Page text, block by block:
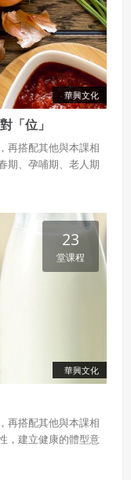
華興文化
「位」
再搭配其他與本課相
期、孕哺期、老人期
華興文化
23
堂课程
再搭配其他與本課相
，建立健康的體型意
營養標示、食物標